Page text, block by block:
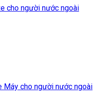
cho người nước ngoài
Máy cho người nước ngoài